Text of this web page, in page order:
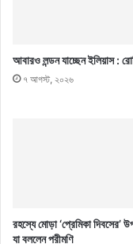
আবারও লন্ডন যাচ্ছেন ইলিয়াস :
৭ আগস্ট, ২০২৬
রহস্যে মোড়া ‘প্রেমিকা দিবসের’
যা বললেন পরীমণি